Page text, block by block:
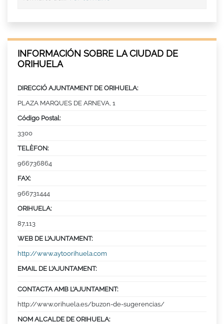
INFORMACIÓN SOBRE LA CIUDAD DE
ORIHUELA
DIRECCIÓ AJUNTAMENT DE ORIHUELA:
PLAZA MARQUES DE ARNEVA, 1
Código Postal:
3300
TELÈFON:
966736864
FAX:
966731444
ORIHUELA:
87,113
WEB DE L’AJUNTAMENT:
http://www.aytoorihuela.com
EMAIL DE L’AJUNTAMENT:
CONTACTA AMB L’AJUNTAMENT:
http://www.orihuela.es/buzon-de-sugerencias/
NOM ALCALDE DE ORIHUELA: